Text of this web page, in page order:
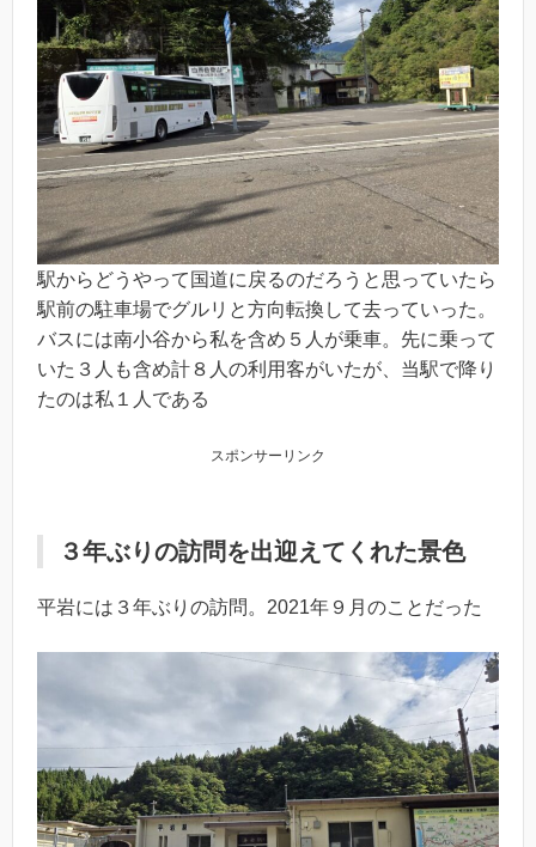
駅からどうやって国道に戻るのだろうと思っていたら
駅前の駐車場でグルリと方向転換して去っていった。
バスには南小谷から私を含め５人が乗車。先に乗って
いた３人も含め計８人の利用客がいたが、当駅で降り
たのは私１人である
スポンサーリンク
３年ぶりの訪問を出迎えてくれた景色
平岩には３年ぶりの訪問。2021年９月のことだった